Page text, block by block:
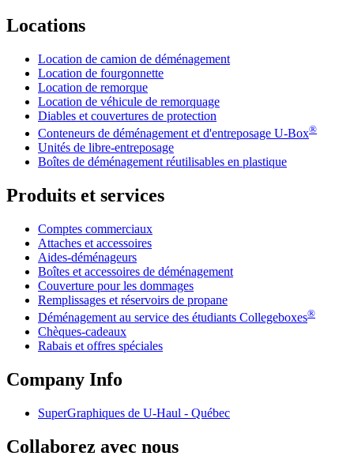
Locations
Location de camion de déménagement
Location de fourgonnette
Location de remorque
Location de véhicule de remorquage
Diables et couvertures de protection
Conteneurs de déménagement et d'entreposage U-Box®
Unités de libre-entreposage
Boîtes de déménagement réutilisables en plastique
Produits et services
Comptes commerciaux
Attaches et accessoires
Aides-déménageurs
Boîtes et accessoires de déménagement
Couverture pour les dommages
Remplissages et réservoirs de propane
Déménagement au service des étudiants Collegeboxes®
Chèques-cadeaux
Rabais et offres spéciales
Company Info
SuperGraphiques de U-Haul - Québec
Collaborez avec nous